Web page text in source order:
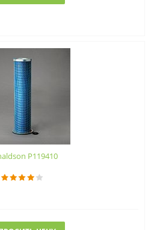
P119410